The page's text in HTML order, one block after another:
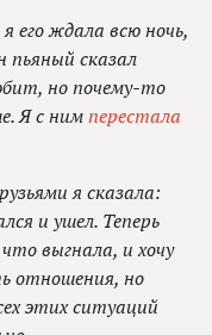
его ждала всю ночь,
пьяный сказал
но почему-то
Я с нимперестала
я сказала:
и ушел. Теперь
выгнала, и хочу
отношения, но
этих ситуаций